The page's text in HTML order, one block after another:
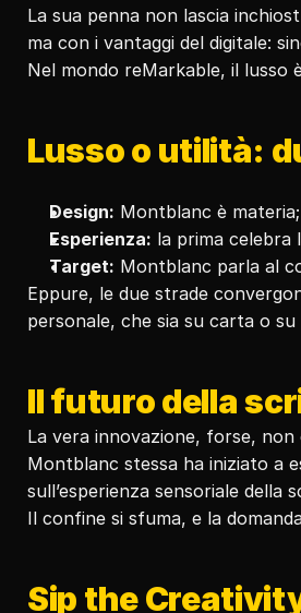
La sua penna non lascia
ma con i vantaggi del digitale:
Nel mondo reMarkable, il lusso
Lusso o utilità:
Design: Montblanc è
Esperienza: la prima celebra
Target: Montblanc parla al
Eppure, le due strade
personale, che sia su carta o su
Il futuro della
La vera innovazione, forse,
Montblanc stessa ha iniziato a
sull’esperienza sensoriale della
Il confine si sfuma, e la
Sip the